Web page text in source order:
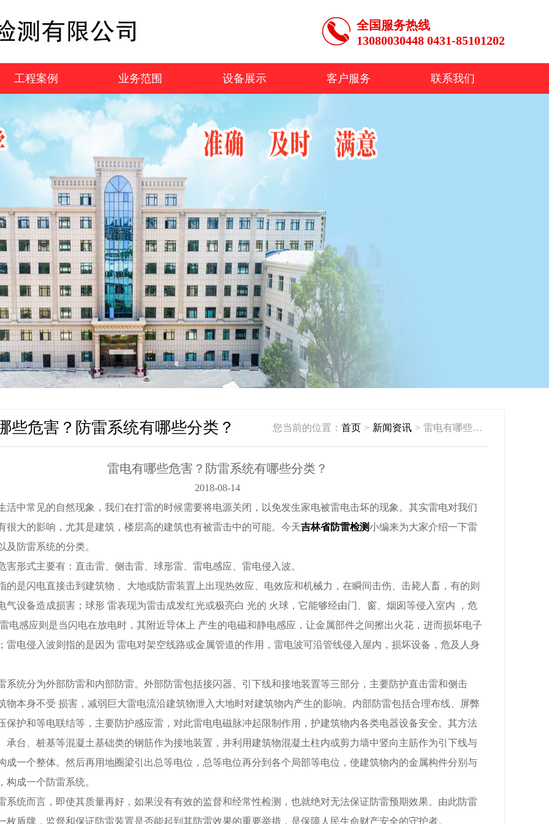
全国服务热线
13080030448 0431-85101202
工程案例 业务范围 设备展示 客户服务 联系我们
些危害？防雷系统有哪些分类？ 您当前的位置： 首页 > 新闻资讯 > 雷电有哪些危害？防雷系统有哪些分类？
雷电有哪些危害？防雷系统有哪些分类？
2018-08-14
常见的自然现象，我们在打雷的时候需要将电源关闭，以免发生家电被雷电击坏的现象。其实雷电对我们
很大的影响，尤其是建筑，楼层高的建筑也有被雷击中的可能。今天吉林省防雷检测小编来为大家介绍一下雷
及防雷系统的分类。
式主要有：直击雷、侧击雷、球形雷、雷电感应、雷电侵入波。
闪电直接击到建筑物 、大地或防雷装置上出现热效应、电效应和机械力，在瞬间击伤、击毙人畜，有的则
气设备造成损害；球形 雷表现为雷击成发红光或极亮白 光的 火球，它能够经由门、窗、烟囱等侵入室内 ，危
电感应则是当闪电在放电时，其附近导体上 产生的电磁和静电感应，让金属部件之间擦出火花，进而损坏电子
雷电侵入波则指的是因为 雷电对架空线路或金属管道的作用，雷电波可沿管线侵入屋内，损坏设备，危及人身
分为外部防雷和内部防雷。外部防雷包括接闪器、引下线和接地装置等三部分，主要防护直击雷和侧击
物本身不受 损害，减弱巨大雷电流沿建筑物泄入大地时对建筑物内产生的影响。内部防雷包括合理布线、屏弊
保护和等电联结等，主要防护感应雷，对此雷电电磁脉冲起限制作用，护建筑物内各类电器设备安全。其方法
承台、桩基等混凝土基础类的钢筋作为接地装置，并利用建筑物混凝土柱内或剪力墙中竖向主筋作为引下线与
成一个整体。然后再用地圈梁引出总等电位，总等电位再分到各个局部等电位，使建筑物内的金属构件分别与
构成一个防雷系统。
而言，即使其质量再好，如果没有有效的监督和经常性检测，也就绝对无法保证防雷预期效果。由此防雷
枚盾牌，监督和保证防雷装置是否能起到其防雷效果的重要举措，是保障人民生命财产安全的守护者。